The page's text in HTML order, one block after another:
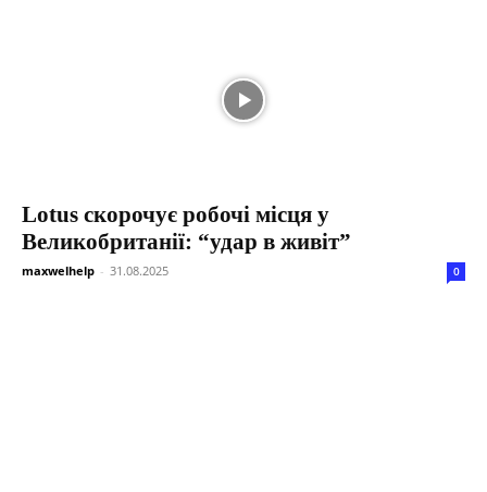
Lotus скорочує робочі місця у
Великобританії: “удар в живіт”
maxwelhelp - 31.08.2025 0